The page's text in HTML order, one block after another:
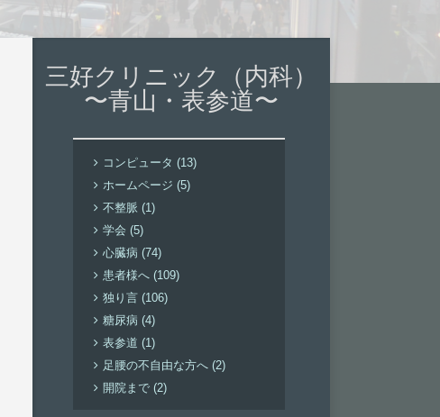
三好クリニック（内科）
〜青山・表参道〜
コンピュータ (13)
ホームページ (5)
不整脈 (1)
学会 (5)
心臓病 (74)
患者様へ (109)
独り言 (106)
糖尿病 (4)
表参道 (1)
足腰の不自由な方へ (2)
開院まで (2)